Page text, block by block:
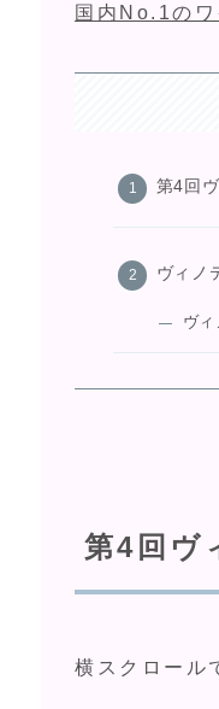
国内No.1のワ
第4回
ヴィノ
ヴ
第4回ヴ
横スクロール